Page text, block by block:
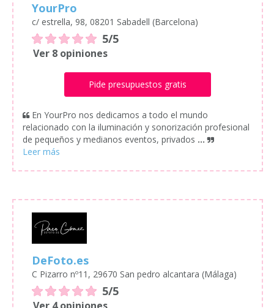
YourPro
c/ estrella, 98, 08201 Sabadell (Barcelona)
5/5
Ver 8 opiniones
Pide presupuestos gratis
En YourPro nos dedicamos a todo el mundo
relacionado con la iluminación y sonorización profesional
de pequeños y medianos eventos, privados ...
DeFoto.es
C Pizarro nº11, 29670 San pedro alcantara (Málaga)
5/5
Ver 4 opiniones